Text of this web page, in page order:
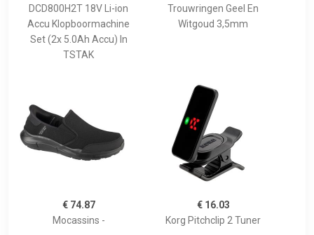
DCD800H2T 18V Li-ion
Accu Klopboormachine
Set (2x 5.0Ah Accu) In
TSTAK
Trouwringen Geel En
Witgoud 3,5mm
€ 74.87
Mocassins -
€ 16.03
Korg Pitchclip 2 Tuner